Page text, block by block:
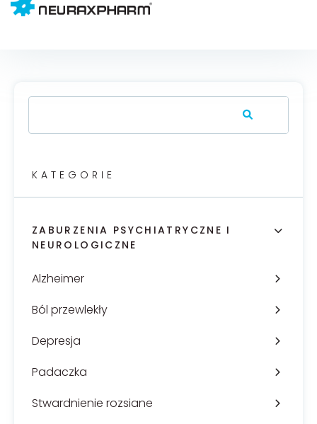
KATEGORIE
ZABURZENIA PSYCHIATRYCZNE I
NEUROLOGICZNE
Alzheimer
Ból przewlekły
Depresja
Padaczka
Stwardnienie rozsiane